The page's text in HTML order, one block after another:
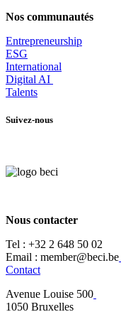
Nos communautés
Entrepreneurship
ESG
International
Digital AI
Talents
Suivez-nous
Nous contacter
Tel : +32 2 648 50 02​
​​Email : member@beci.be
Contact
Avenue Louise 500
​1050 Bruxelles